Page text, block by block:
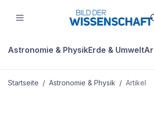
Astronomie & PhysikErde & Umwelt
Startseite / Astronomie & Physik / Artikel